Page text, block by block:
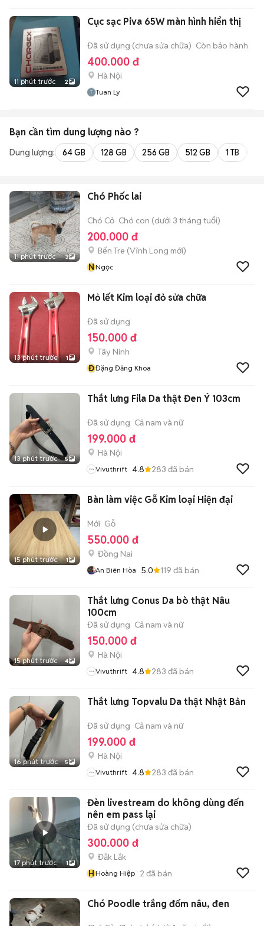
11 phút trước 2
Cục sạc Piva 65W màn hình hiển thị
Đã sử dụng (chưa sửa chữa) Còn bảo hành
400.000 đ
Hà Nội
Tuan Ly
Bạn cần tìm dung lượng nào ?
Dung lượng: 64 GB 128 GB 256 GB 512 GB 1 TB
11 phút trước 3
Chó Phốc lai
Chó Cỏ Chó con (dưới 3 tháng tuổi)
200.000 đ
Bến Tre (Vĩnh Long mới)
NNgọc
13 phút trước 1
Mỏ lết Kim loại đỏ sửa chữa
Đã sử dụng
150.000 đ
Tây Ninh
ĐĐặng Đăng Khoa
13 phút trước 5
Thắt lưng Fila Da thật Đen Ý 103cm
Đã sử dụng Cả nam và nữ
199.000 đ
Hà Nội
Vivuthrift 4.8 283 đã bán
15 phút trước 1
Bàn làm việc Gỗ Kim loại Hiện đại
Mới Gỗ
550.000 đ
Đồng Nai
An Biên Hòa 5.0 119 đã bán
15 phút trước 4
Thắt lưng Conus Da bò thật Nâu
100cm
Đã sử dụng Cả nam và nữ
150.000 đ
Hà Nội
Vivuthrift 4.8 283 đã bán
16 phút trước 5
Thắt lưng Topvalu Da thật Nhật Bản
Đã sử dụng Cả nam và nữ
199.000 đ
Hà Nội
Vivuthrift 4.8 283 đã bán
17 phút trước 1
Đèn livestream do không dùng đến
nên em pass lại
Đã sử dụng (chưa sửa chữa)
300.000 đ
Đắk Lắk
HHoàng Hiệp 2 đã bán
Chó Poodle trắng đốm nâu, đen